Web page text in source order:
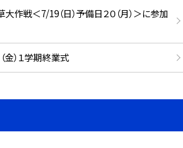
作戦＜7/19（日）予備日２０（月）＞に参加
金）１学期終業式